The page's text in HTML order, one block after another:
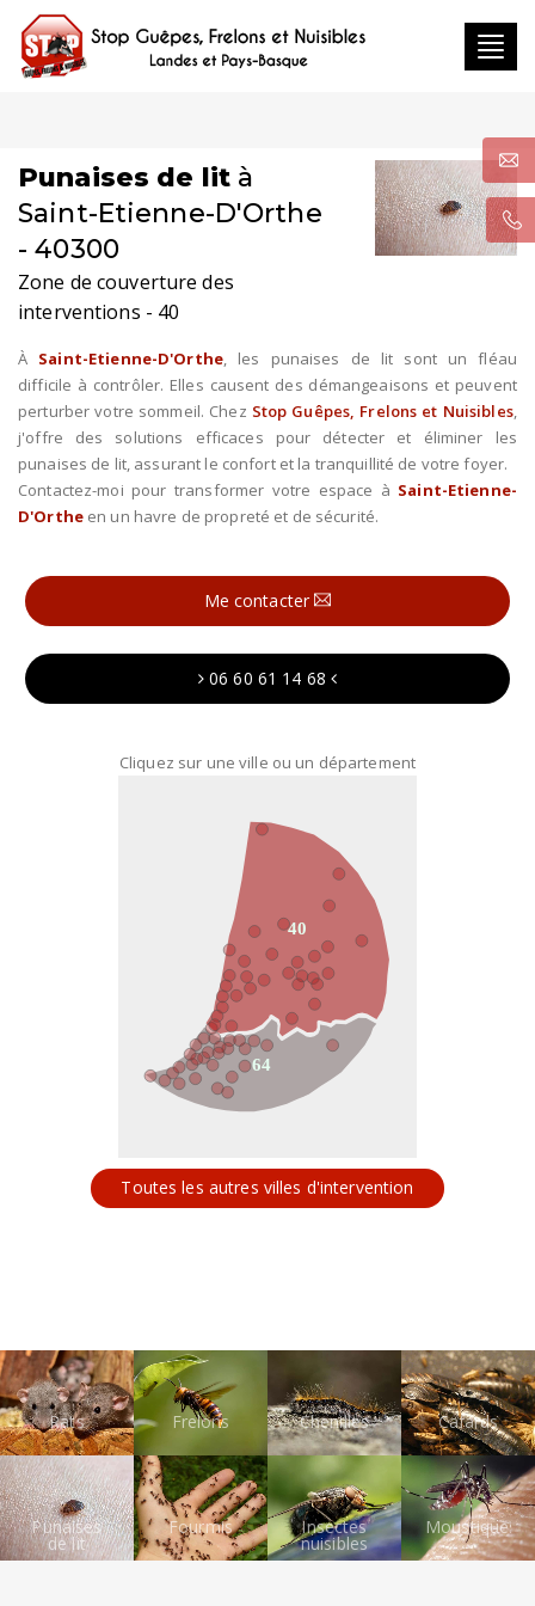
Punaises de lità
Saint-Etienne-D'Orthe
- 40300
Zone de couverture des
interventions - 40
À Saint-Etienne-D'Orthe, les punaises de lit sont un fléau
difficile à contrôler. Elles causent des démangeaisons et peuvent
perturber votre sommeil. Chez Stop Guêpes, Frelons et Nuisibles,
j'offre des solutions efficaces pour détecter et éliminer les
punaises de lit, assurant le confort et la tranquillité de votre foyer.
Contactez-moi pour transformer votre espace à Saint-Etienne-
D'Ortheen un havre de propreté et de sécurité.
Me contacter
06 60 61 14 68
Cliquez sur une ville ou un département
64
40
Toutes les autres villes d'intervention
Rats Frelons Chenilles Cafards
Punaises
de lit
Fourmis Insectes
nuisibles
Moustiques